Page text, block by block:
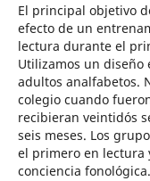
El principal objetivo
efecto de un
lectura durante el
Utilizamos un
adultos analfabetos.
colegio cuando
recibieran veintidós
seis meses. Los
el primero en lectura
conciencia